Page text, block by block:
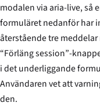
modalen via aria-live, så
formuläret nedanför har
återstående tre
“Förläng session”-
i det underliggande
Användaren vet att
den.